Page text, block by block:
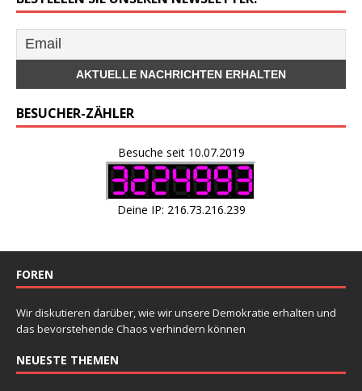
BESUCHER-ZÄHLER
Besuche seit 10.07.2019
Deine IP: 216.73.216.239
FOREN
Wir diskutieren darüber, wie wir unsere Demokratie erhalten und
das bevorstehende Chaos verhindern können
NEUESTE THEMEN